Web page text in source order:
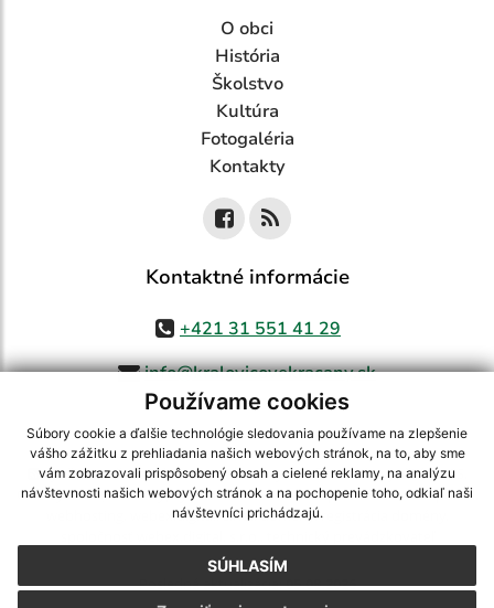
Používame cookies
Súbory cookie a ďalšie technológie sledovania používame na zlepšenie
vášho zážitku z prehliadania našich webových stránok, na to, aby sme
vám zobrazovali prispôsobený obsah a cielené reklamy, na analýzu
návštevnosti našich webových stránok a na pochopenie toho, odkiaľ naši
návštevníci prichádzajú.
SÚHLASÍM
O obci
História
Školstvo
Kultúra
Fotogaléria
Kontakty
Kontaktné informácie
+421 31 551 41 29
info@kralovicovekracany.sk
využite možnosť získavania aktuálnych informácií s využitím RSS
CMS systém (redakčný) systém ECHELON 2,Mapa stránok,web portál
webex.digital, s.r.o.,domény,registrácia domény
Posledná aktualizácia:05.08.2026